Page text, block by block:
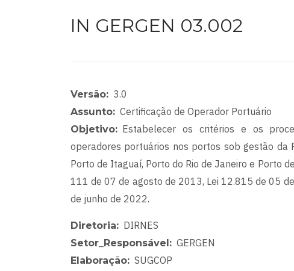
IN GERGEN 03.002
Versão 3.0
Assunto Certificação de Operador Portuário
Objetivo
Estabelecer os critérios e os
operadores portuários nos portos sob gestão da
Porto de Itaguaí, Porto do Rio de Janeiro e Porto
111 de 07 de agosto de 2013, Lei 12.815 de 05
de junho de 2022.
Diretoria DIRNES
Setor_Responsável GERGEN
Elaboração SUGCOP